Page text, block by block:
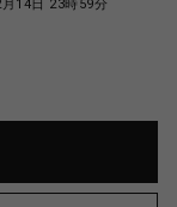
14日 23時59分